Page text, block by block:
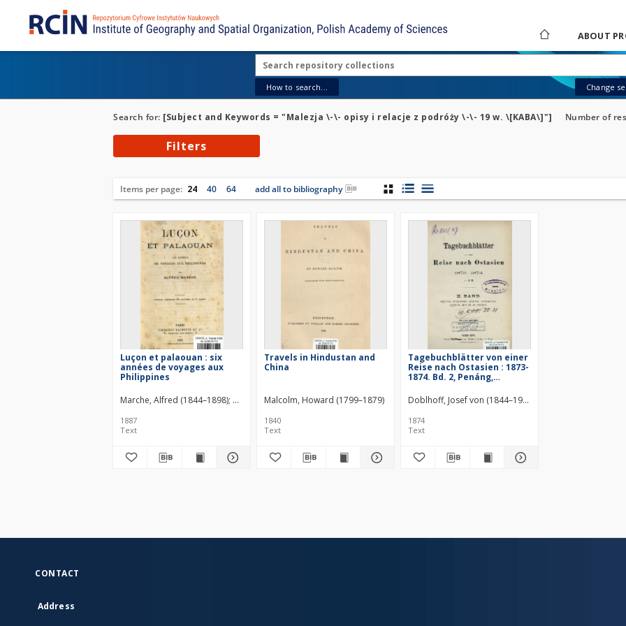
ABOUT
How to search... Change
Search for: [Subject and Keywords = "Malezja \-\- opisy i relacje z podróży \-\- 19 w. \[KABA\]"] Number of
Filters
Items per page: 24 40 64 add all to bibliography
Luçon et palaouan : six
années de voyages aux
Philippines
Marche, Alfred (1844–1898) Hachette. Wydawca
1887
Text
Travels in Hindustan and
China
Malcolm, Howard (1799–1879)
1840
Text
Tagebuchblätter von einer
Reise nach Ostasien : 1873-
1874. Bd. 2, Penáng,
Hongkóng, Cantón, Macáo,
Shanghaí
Doblhoff, Josef von (1844–1928)
1874
Text
CONTACT
Address